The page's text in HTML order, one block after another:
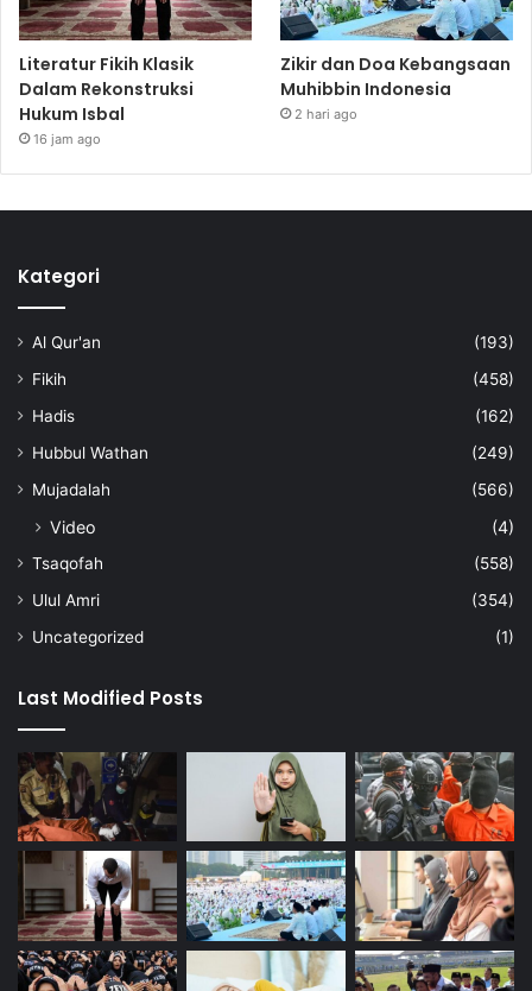
Literatur Fikih Klasik
Dalam Rekonstruksi
Hukum Isbal
16 jam ago
Zikir dan Doa Kebangsaan
Muhibbin Indonesia
2 hari ago
Kategori
Al Qur'an
(193)
Fikih
(458)
Hadis
(162)
Hubbul Wathan
(249)
Mujadalah
(566)
Video (4)
Tsaqofah
(558)
Ulul Amri
(354)
Uncategorized
(1)
Last Modified Posts